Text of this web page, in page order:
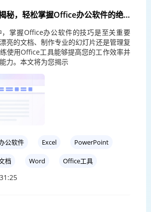
秘，轻松掌握Office办公软件的绝
掌握Office办公软件的技巧是至关重要
亮的文档、制作专业的幻灯片还是管理复
使用Office工具能够提高您的工作效率并
力。本文将为您揭示
公软件 Excel PowerPoint
档 Word Office工具